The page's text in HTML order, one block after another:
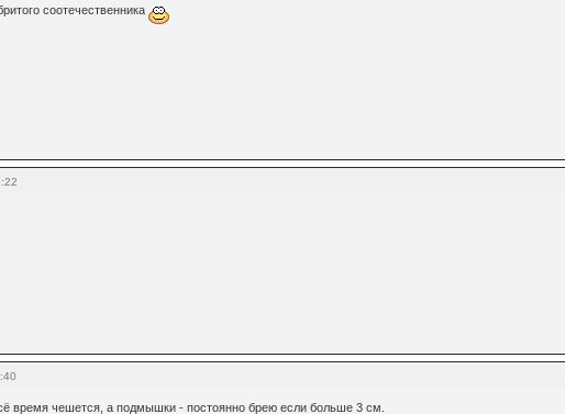
соотечественника
время чешется, а подмышки - постоянно брею если больше 3 см.